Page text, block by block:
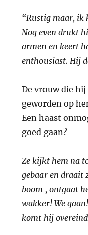
“Rustig maar, ik
Nog even drukt
armen en keert
enthousiast. Hij
De vrouw die
geworden op
Een haast
goed gaan?
Ze kijkt hem na
gebaar en draait
boom , ontgaat
wakker! We
komt hij